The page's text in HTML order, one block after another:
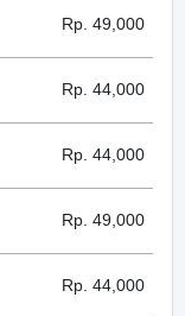
Rp. 49,000
Rp. 44,000
Rp. 44,000
Rp. 49,000
Rp. 44,000